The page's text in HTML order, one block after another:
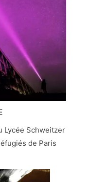
Lycée Schweitzer
de Paris